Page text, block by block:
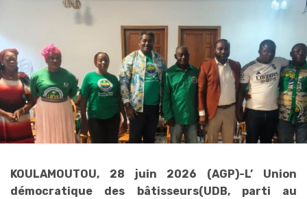
KOULAMOUTOU, 28 juin 2026 (AGP)-L’ Union
démocratique des bâtisseurs(UDB, parti au